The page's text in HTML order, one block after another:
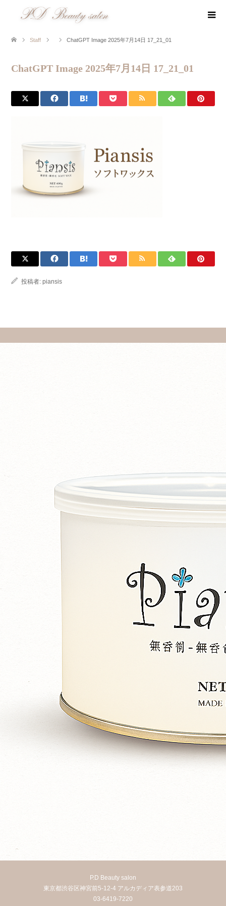
Staff ChatGPT Image 2025年7月14日 17_21_01
ChatGPT Image 2025年7月14日 17_21_01
投稿者: piansis
P.D Beauty salon
東京都渋谷区神宮前5-12-4 アルカディア表参道203
03-6419-7220